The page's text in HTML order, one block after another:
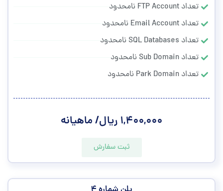
تعداد FTP Account نامحدود
تعداد Email Account نامحدود
تعداد SQL Databases نامحدود
تعداد Sub Domain نامحدود
تعداد Park Domain نامحدود
۱,۴۰۰,۰۰۰ ریال/ ماهیانه
ثبت سفارش